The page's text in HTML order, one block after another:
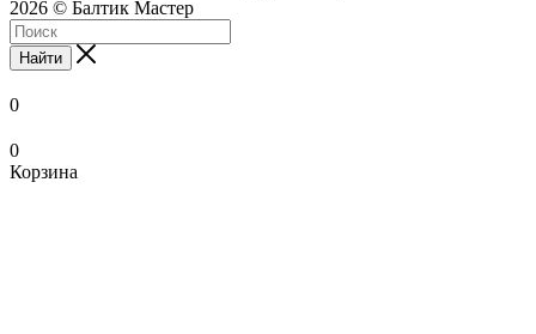
2026 © Балтик Мастер
Найти
0
0
Корзина